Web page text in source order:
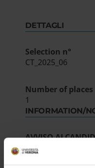
DETTAGLI
Selection n°
CT_2025_06
Number of places
1
INFORMATION/
AVVISO AI